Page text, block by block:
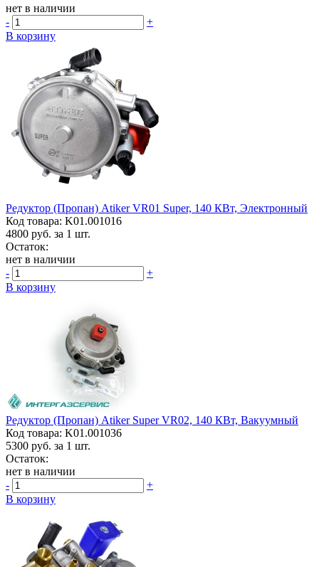
нет в наличии
-
+
В корзину
Редуктор (пропан) Atiker VR01 Super, 140 КВт, Электронный
Код товара: K01.001016
4800 руб. за 1 шт.
Остаток:
нет в наличии
-
+
В корзину
Редуктор (пропан) Atiker Super VR02, 140 КВт, Вакуумный
Код товара: K01.001036
5300 руб. за 1 шт.
Остаток:
нет в наличии
-
+
В корзину